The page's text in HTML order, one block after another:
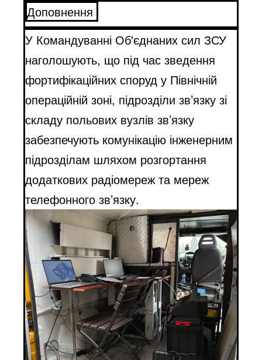
Доповнення
У Командуванні Об'єднаних сил ЗСУ
наголошують, що під час зведення
фортифікаційних споруд у Північній
операційній зоні, підрозділи зв’язку зі
складу польових вузлів зв’язку
забезпечують комунікацію інженерним
підрозділам шляхом розгортання
додаткових радіомереж та мереж
телефонного зв’язку.